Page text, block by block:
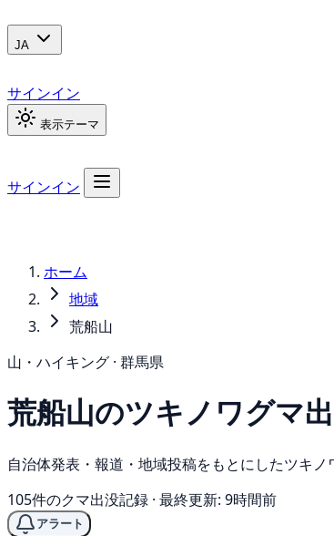
JA
サインイン
表示テーマ
サインイン
ホーム
地域
荒船山
山・ハイキング · 群馬県
荒船山のツキノワグマ
自治体発表・報道・地域投稿をもとにしたツキノ
105件のクマ出没記録 · 最終更新: 9時間前
アラート